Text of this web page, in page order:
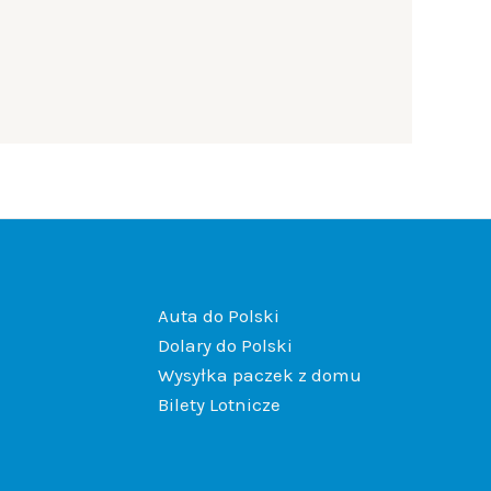
Auta do Polski
Dolary do Polski
Wysyłka paczek z domu
Bilety Lotnicze